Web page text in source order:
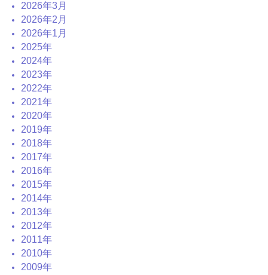
2026年3月
2026年2月
2026年1月
2025年
2024年
2023年
2022年
2021年
2020年
2019年
2018年
2017年
2016年
2015年
2014年
2013年
2012年
2011年
2010年
2009年